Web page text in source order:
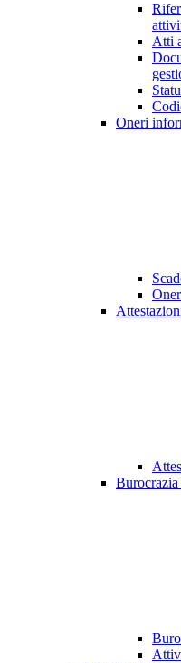
Atti
Oneri
Burocrazia